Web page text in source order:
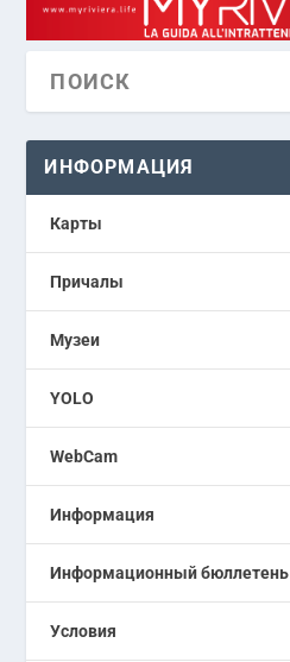
ИНФОРМАЦИЯ
Карты
Причалы
Музеи
YOLO
WebCam
Информация
Информационный бюллетень
Условия